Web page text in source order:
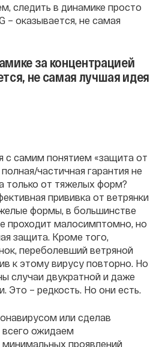
следить в динамике просто
– оказывается, не самая
за концентрацией
не самая лучшая идея
с самим понятием «защита от
частичная гарантия не
только от тяжелых форм?
прививка от ветрянки
формы, в большинстве
проходит малосимптомно, но
защита. Кроме того,
переболевший ветряной
к этому вирусу повторно. Но
случаи двукратной и даже
Это – редкость. Но они есть.
или сделав
всего ожидаем
проявлений